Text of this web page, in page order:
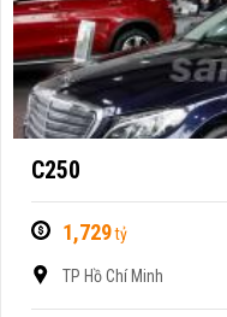
C250
1,729tỷ
TP Hồ Chí Minh